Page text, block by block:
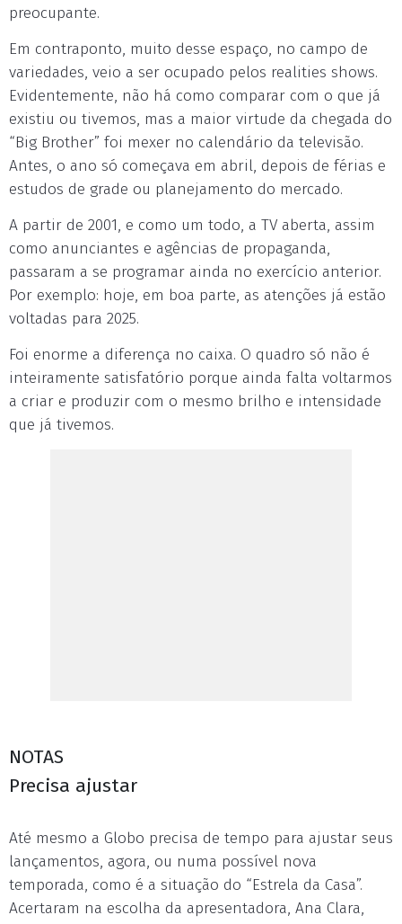
preocupante.
Em contraponto, muito desse espaço, no campo de
variedades, veio a ser ocupado pelos realities shows.
Evidentemente, não há como comparar com o que já
existiu ou tivemos, mas a maior virtude da chegada do
“Big Brother” foi mexer no calendário da televisão.
Antes, o ano só começava em abril, depois de férias e
estudos de grade ou planejamento do mercado.
A partir de 2001, e como um todo, a TV aberta, assim
como anunciantes e agências de propaganda,
passaram a se programar ainda no exercício anterior.
Por exemplo: hoje, em boa parte, as atenções já estão
voltadas para 2025.
Foi enorme a diferença no caixa. O quadro só não é
inteiramente satisfatório porque ainda falta voltarmos
a criar e produzir com o mesmo brilho e intensidade
que já tivemos.
NOTAS
Precisa ajustar
Até mesmo a Globo precisa de tempo para ajustar seus
lançamentos, agora, ou numa possível nova
temporada, como é a situação do “Estrela da Casa”.
Acertaram na escolha da apresentadora, Ana Clara,